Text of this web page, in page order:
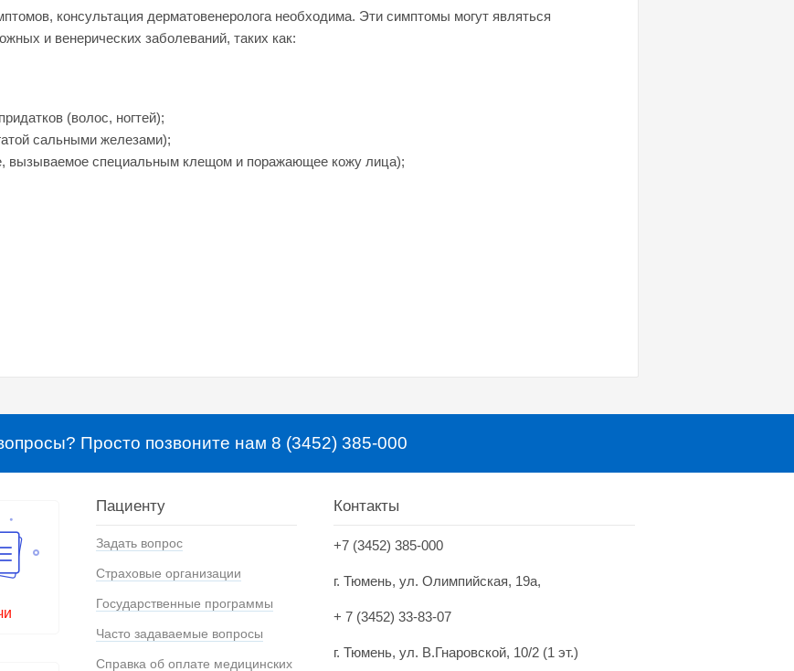
консультация дерматовенеролога необходима. Эти симптомы могут являться
и венерических заболеваний, таких как:
(волос, ногтей);
сальными железами);
вызываемое специальным клещом и поражающее кожу лица);
Просто позвоните нам 8 (3452) 385-000
Пациенту
Задать вопрос
Страховые организации
Государственные программы
Часто задаваемые вопросы
Справка об оплате медицинских
Контакты
+7 (3452) 385-000
г. Тюмень, ул. Олимпийская, 19а,
+ 7 (3452) 33-83-07
г. Тюмень, ул. В.Гнаровской, 10/2 (1 эт.)